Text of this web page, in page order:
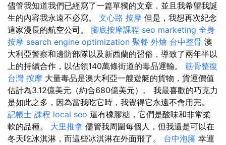
儘管我知道我們已經寫了一篇單獨的文章，並且我希望我誕
生的內容我永遠不必寫。 文心路 按摩 但是，我想再次紀念
這家漫長的航空公司。 腳底按摩課程 seo marketing 全身
按摩 search engine optimization 聚餐 外燴 台中整骨 澳
大利亞警察和邊防部隊以及新西蘭的習俗，導致了兩年半以
上的持續合作，以佔領140萬條街道的毒品運輸。 筋骨整復
台灣 按摩 大量毒品是澳大利亞一艘遊艇的貨物，貨運價值
估計為3.12億美元（約合680億美元）。 我最喜歡的巧克力
是如此之多，因為當我吃它時，我覺得它永遠不會用完。
記帳士 課程 local seo 還有橡膠糖，它們是酸味和非常柔
軟的品種。 大里推拿 儘管我周圍每個人，但我還是可以在
冬天吃冰淇淋，而這些冰淇淋在外面飛了。 台中泡腳 幸運